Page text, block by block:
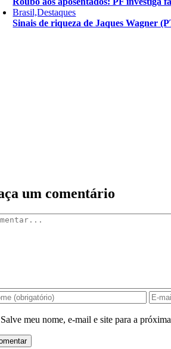
Brasil,Destaques
Sinais de riqueza de Jaques Wagner
um comentário
Salve meu nome, e-mail e site para a